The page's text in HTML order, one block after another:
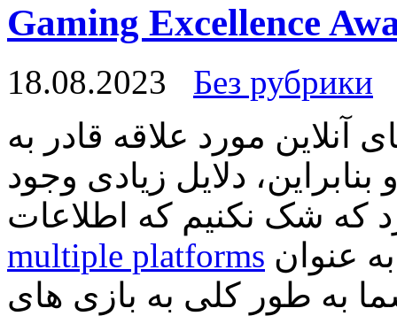
Gaming Excellence
18.08.2023
Без рубрики
مورد علاقه قادر به
دلایل زیادی وجود
multiple platforms
به طور کلی به بازی های